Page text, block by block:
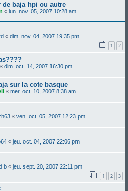
baja hpi ou autre
« lun. nov. 05, 2007 10:28 am
« dim. nov. 04, 2007 19:35 pm
1 2
« dim. oct. 14, 2007 16:30 pm
sur la cote basque
« mer. oct. 10, 2007 8:38 am
« ven. oct. 05, 2007 12:23 pm
« jeu. oct. 04, 2007 22:06 pm
b « jeu. sept. 20, 2007 22:11 pm
1 2 3